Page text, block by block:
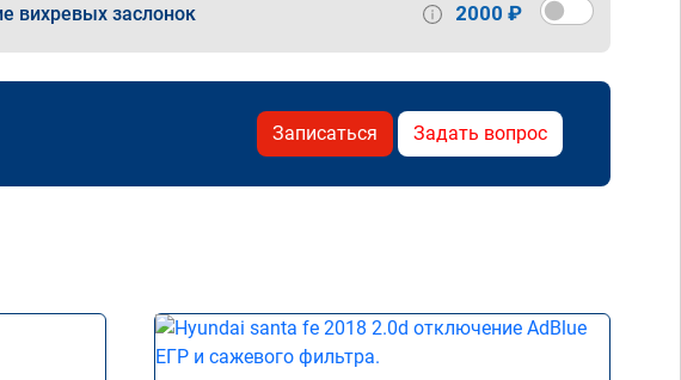
вихревых заслонок 2000 ₽
Записаться Задать вопрос